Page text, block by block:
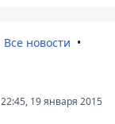
Все новости
22:45, 19 января 2015